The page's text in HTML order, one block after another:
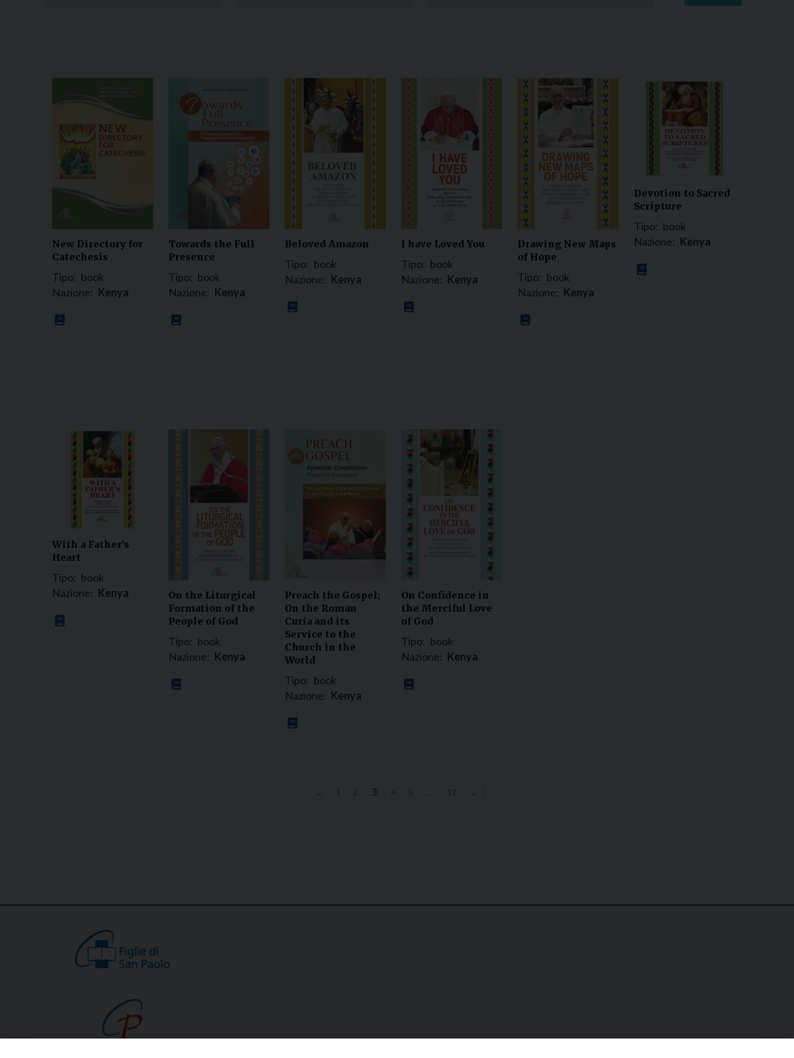
New Directory for
Catechesis
Tipo: book
Nazione: Kenya
Towards the Full
Presence
Tipo: book
Nazione: Kenya
Beloved Amazon
Tipo: book
Nazione: Kenya
I have Loved You
Tipo: book
Nazione: Kenya
Drawing New Maps
of Hope
Tipo: book
Nazione: Kenya
Devotion to Sacred
Scripture
Tipo: book
Nazione: Kenya
With a Father’s
Heart
Tipo: book
Nazione: Kenya
On the Liturgical
Formation of the
People of God
Tipo: book
Nazione: Kenya
Preach the Gospel;
On the Roman
Curia and its
Service to the
Church in the
World
Tipo: book
Nazione: Kenya
On Confidence in
the Merciful Love
of God
Tipo: book
Nazione: Kenya
← 1 2 3 4 5 … 12 →